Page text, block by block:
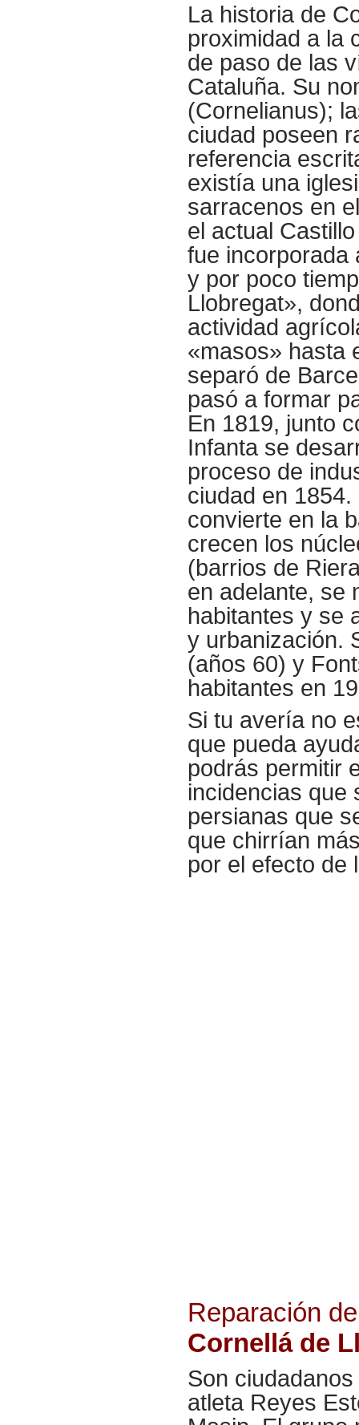
La historia de
proximidad a la
de paso de las
Cataluña. Su
(Cornelianus);
ciudad poseen
referencia
existía una
sarracenos en
el actual
fue incorporada
y por poco
Llobregat»,
actividad
«masos» hasta
separó de
pasó a formar
En 1819, junto
Infanta se
proceso de
ciudad en
convierte en la
crecen los
(barrios de
en adelante, se
habitantes y se
y urbanización.
(años 60) y
habitantes en
Si tu avería no
que pueda
podrás permitir
incidencias que
persianas que
que chirrían
por el efecto de
Reparación
Cornellá de
Son
atleta Reyes